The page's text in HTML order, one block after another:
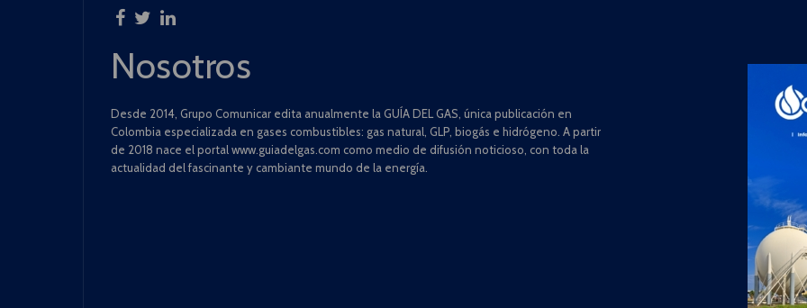
Nosotros
Desde 2014, Grupo Comunicar edita anualmente la GUÍA DEL GAS, única publicación en
Colombia especializada en gases combustibles: gas natural, GLP, biogás e hidrógeno. A partir
de 2018 nace el portal www.guiadelgas.com como medio de difusión noticioso, con toda la
actualidad del fascinante y cambiante mundo de la energía.